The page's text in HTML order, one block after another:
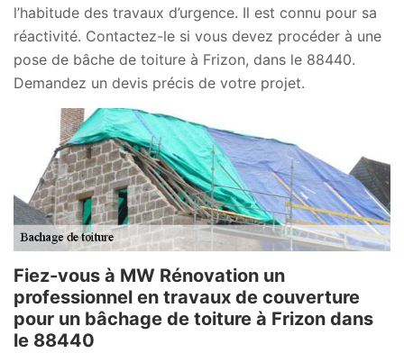
l’habitude des travaux d’urgence. Il est connu pour sa
réactivité. Contactez-le si vous devez procéder à une
pose de bâche de toiture à Frizon, dans le 88440.
Demandez un devis précis de votre projet.
Fiez-vous à MW Rénovation un
professionnel en travaux de couverture
pour un bâchage de toiture à Frizon dans
le 88440